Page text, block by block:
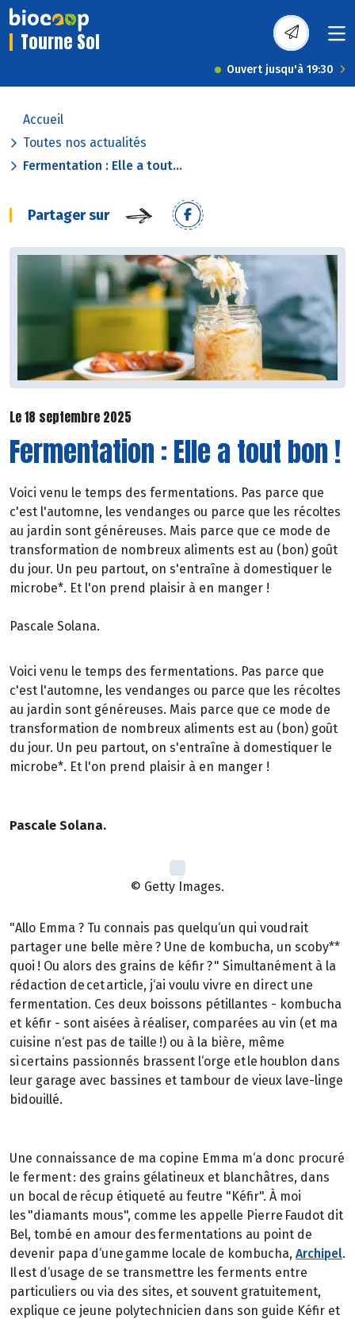
Tourne Sol
Ouvert jusqu'à 19:30
Accueil
Toutes nos actualités
Fermentation : Elle a tout...
Partager sur
Le 18 septembre 2025
Fermentation : Elle a tout bon !
Voici venu le temps des fermentations. Pas parce que
c'est l'automne, les vendanges ou parce que les récoltes
au jardin sont généreuses. Mais parce que ce mode de
transformation de nombreux aliments est au (bon) goût
du jour. Un peu partout, on s'entraîne à domestiquer le
microbe*. Et l'on prend plaisir à en manger !
Pascale Solana.
Voici venu le temps des fermentations. Pas parce que
c'est l'automne, les vendanges ou parce que les récoltes
au jardin sont généreuses. Mais parce que ce mode de
transformation de nombreux aliments est au (bon) goût
du jour. Un peu partout, on s'entraîne à domestiquer le
microbe*. Et l'on prend plaisir à en manger !
Pascale Solana.
© Getty Images.
"Allo Emma ? Tu connais pas quelqu‘un qui voudrait
partager une belle mère ? Une de kombucha, un scoby**
quoi ! Ou alors des grains de kéfir ? " Simultanément à la
rédaction de cet article, j‘ai voulu vivre en direct une
fermentation. Ces deux boissons pétillantes - kombucha
et kéfir - sont aisées à réaliser, comparées au vin (et ma
cuisine n‘est pas de taille !) ou à la bière, même
si certains passionnés brassent l‘orge et le houblon dans
leur garage avec bassines et tambour de vieux lave-linge
bidouillé.
Une connaissance de ma copine Emma m‘a donc procuré
le ferment : des grains gélatineux et blanchâtres, dans
un bocal de récup étiqueté au feutre "Kéfir". À moi
les "diamants mous", comme les appelle Pierre Faudot dit
Bel, tombé en amour des fermentations au point de
devenir papa d‘une gamme locale de kombucha, Archipel.
Il est d‘usage de se transmettre les ferments entre
particuliers ou via des sites, et souvent gratuitement,
explique ce jeune polytechnicien dans son guide Kéfir et